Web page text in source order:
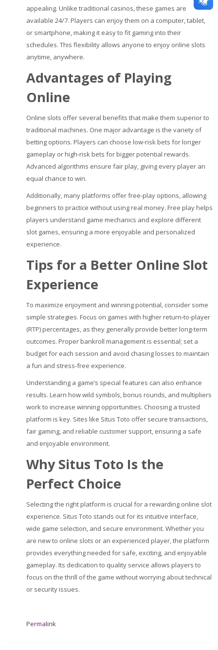
appealing. Unlike traditional casinos, these games are
available 24/7. Players can enjoy them on a computer, tablet,
or smartphone, making it easy to fit gaming into their
schedules. This flexibility allows anyone to enjoy online slots
anytime, anywhere.
Advantages of Playing
Online
Online slots offer several benefits that make them superior to
traditional machines. One major advantage is the variety of
betting options. Players can choose low-risk bets for longer
gameplay or high-risk bets for bigger potential rewards.
Advanced algorithms ensure fair play, giving every player an
equal chance to win.
Additionally, many platforms offer free-play options, allowing
beginners to practice without using real money. Free play helps
players understand game mechanics and explore different
slot games, ensuring a more enjoyable and personalized
experience.
Tips for a Better Online Slot
Experience
To maximize enjoyment and winning potential, consider some
simple strategies. Focus on games with higher return-to-player
(RTP) percentages, as they generally provide better long-term
outcomes. Proper bankroll management is essential; set a
budget for each session and avoid chasing losses to maintain
a fun and stress-free experience.
Understanding a game’s special features can also enhance
results. Learn how wild symbols, bonus rounds, and multipliers
work to increase winning opportunities. Choosing a trusted
platform is key. Sites like Situs Toto offer secure transactions,
fair gaming, and reliable customer support, ensuring a safe
and enjoyable environment.
Why Situs Toto Is the
Perfect Choice
Selecting the right platform is crucial for a rewarding online slot
experience. Situs Toto stands out for its intuitive interface,
wide game selection, and secure environment. Whether you
are new to online slots or an experienced player, the platform
provides everything needed for safe, exciting, and enjoyable
gameplay. Its dedication to quality service allows players to
focus on the thrill of the game without worrying about technical
or security issues.
Permalink